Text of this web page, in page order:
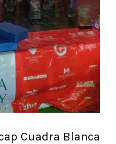
Cuadra Blanca